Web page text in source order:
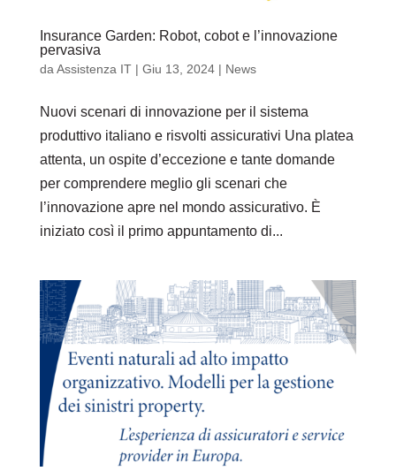
Insurance Garden: Robot, cobot e l’innovazione
pervasiva
da Assistenza IT| Giu 13, 2024| News
Nuovi scenari di innovazione per il sistema
produttivo italiano e risvolti assicurativi Una platea
attenta, un ospite d’eccezione e tante domande
per comprendere meglio gli scenari che
l’innovazione apre nel mondo assicurativo. È
iniziato così il primo appuntamento di...